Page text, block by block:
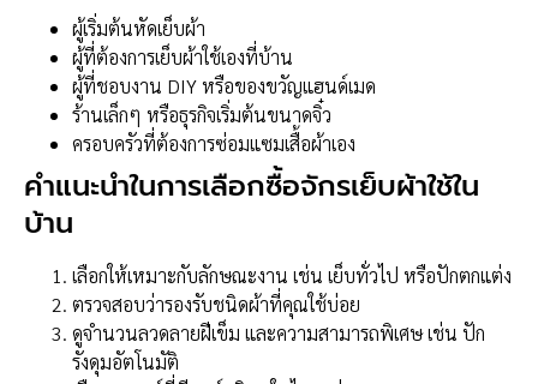
ผู้เริ่มต้นหัดเย็บผ้า
ผู้ที่ต้องการเย็บผ้าใช้เองที่บ้าน
ผู้ที่ชอบงาน DIY หรือของขวัญแฮนด์เมด
ร้านเล็กๆ หรือธุรกิจเริ่มต้นขนาดจิ๋ว
ครอบครัวที่ต้องการซ่อมแซมเสื้อผ้าเอง
คำแนะนำในการเลือกซื้อจักรเย็บผ้าใช้ใน
บ้าน
เลือกให้เหมาะกับลักษณะงาน เช่น เย็บทั่วไป หรือปักตกแต่ง
ตรวจสอบว่ารองรับชนิดผ้าที่คุณใช้บ่อย
ดูจำนวนลวดลายฝีเข็ม และความสามารถพิเศษ เช่น ปัก
รังดุมอัตโนมัติ